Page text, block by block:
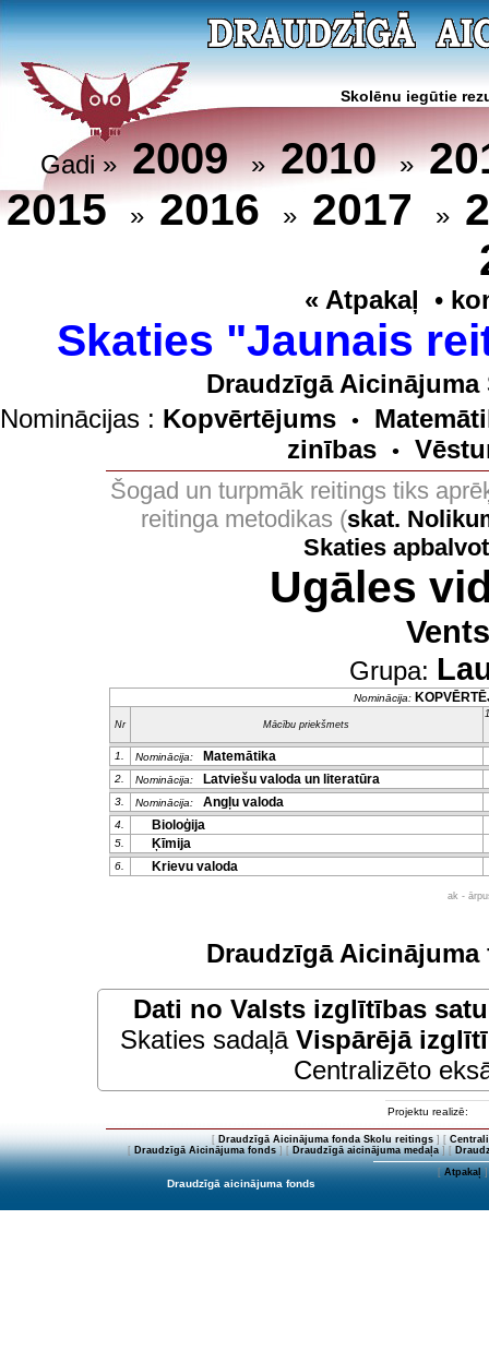
Skolēnu iegūtie
Gadi »2009»2010»
2015 » 2016 » 2017 »
« Atpakaļ •
Skaties "Jaunais
Draudzīgā
Nominācijas : Kopvērtējums •
zinības
•
Šogad un turpmāk reitings tiks
reitinga metodikas (skat.
Skaties
Ugāles
Grupa:
Nominācija:
Nr Mācību priekšmets
1. Nominācija: Matemātika
2. Nominācija: Latviešu valoda un literatūra
3. Nominācija: Angļu valoda
4. Bioloģija
5. Ķīmija
6. Krievu valoda
ak -
Draudzīgā
Dati no Valsts izglītības
Skaties sadaļā Vispārējā
Centralizēto
Projektu realizē:
[ Draudzīgā Aicinājuma fonda Skolu reitings] [
[Draudzīgā Aicinājuma fonds] [Draudzīgā aicinājuma medaļa] [
[Atpakaļ]
Draudzīgā aicinājuma fonds